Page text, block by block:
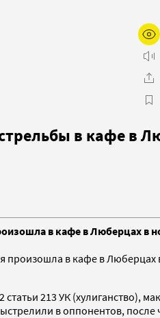
в кафе в
в кафе в Люберцах
произошла в кафе в Люберцах
213 УК (хулиганство),
в оппонентов,